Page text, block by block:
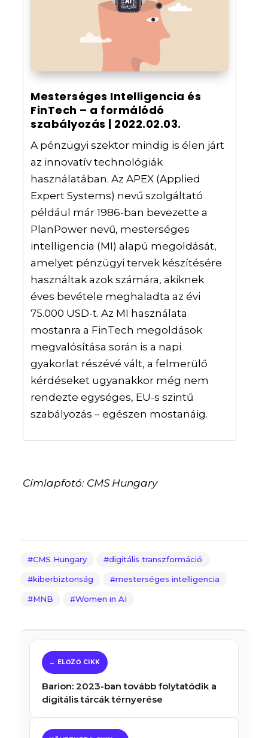
Mesterséges Intelligencia és
FinTech – a formálódó
szabályozás | 2022.02.03.
A pénzügyi szektor mindig is élen járt
az innovatív technológiák
használatában. Az APEX (Applied
Expert Systems) nevű szolgáltató
például már 1986-ban bevezette a
PlanPower nevű, mesterséges
intelligencia (MI) alapú megoldását,
amelyet pénzügyi tervek készítésére
használtak azok számára, akiknek
éves bevétele meghaladta az évi
75.000 USD-t. Az MI használata
mostanra a FinTech megoldások
megvalósítása során is a napi
gyakorlat részévé vált, a felmerülő
kérdéseket ugyanakkor még nem
rendezte egységes, EU-s szintű
szabályozás – egészen mostanáig.
Címlapfotó: CMS Hungary
CMS Hungary digitális transzformáció
kiberbiztonság mesterséges intelligencia
MNB Women in AI
Barion: 2023-ban tovább folytatódik a
digitális tárcák térnyerése